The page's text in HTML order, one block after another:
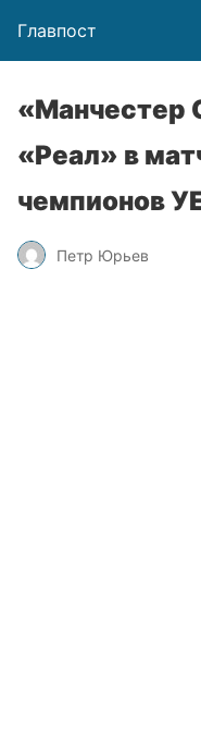
Главпост
«Манчестер
«Реал» в
чемпионов
Петр Юрьев